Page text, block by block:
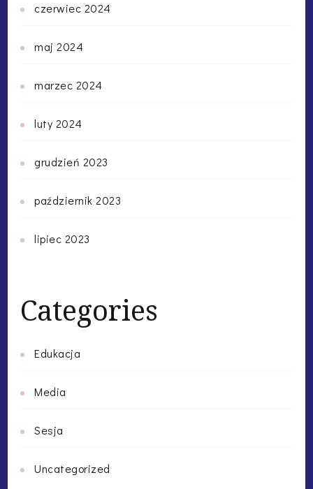
czerwiec 2024
maj 2024
marzec 2024
luty 2024
grudzień 2023
październik 2023
lipiec 2023
Categories
Edukacja
Media
Sesja
Uncategorized